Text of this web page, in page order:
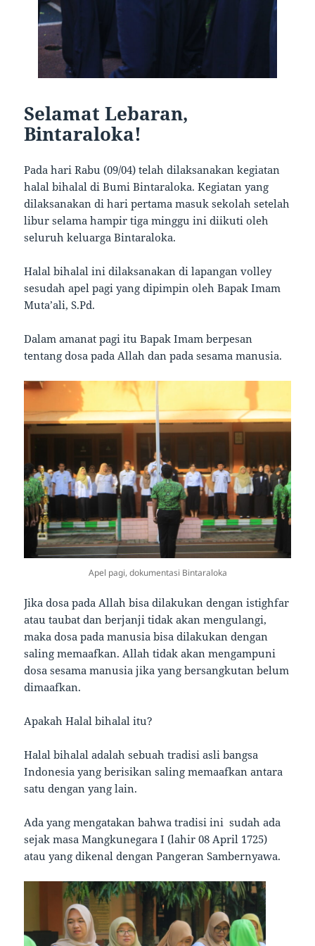
Selamat Lebaran,
Bintaraloka!
Pada hari Rabu (09/04) telah dilaksanakan kegiatan
halal bihalal di Bumi Bintaraloka. Kegiatan yang
dilaksanakan di hari pertama masuk sekolah setelah
libur selama hampir tiga minggu ini diikuti oleh
seluruh keluarga Bintaraloka.
Halal bihalal ini dilaksanakan di lapangan volley
sesudah apel pagi yang dipimpin oleh Bapak Imam
Muta’ali, S.Pd.
Dalam amanat pagi itu Bapak Imam berpesan
tentang dosa pada Allah dan pada sesama manusia.
Apel pagi, dokumentasi Bintaraloka
Jika dosa pada Allah bisa dilakukan dengan istighfar
atau taubat dan berjanji tidak akan mengulangi,
maka dosa pada manusia bisa dilakukan dengan
saling memaafkan. Allah tidak akan mengampuni
dosa sesama manusia jika yang bersangkutan belum
dimaafkan.
Apakah Halal bihalal itu?
Halal bihalal adalah sebuah tradisi asli bangsa
Indonesia yang berisikan saling memaafkan antara
satu dengan yang lain.
Ada yang mengatakan bahwa tradisi ini sudah ada
sejak masa Mangkunegara I (lahir 08 April 1725)
atau yang dikenal dengan Pangeran Sambernyawa.